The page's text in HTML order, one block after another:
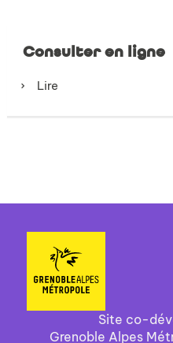
Consulter en ligne
Lire
Site co-
Grenoble Alpes